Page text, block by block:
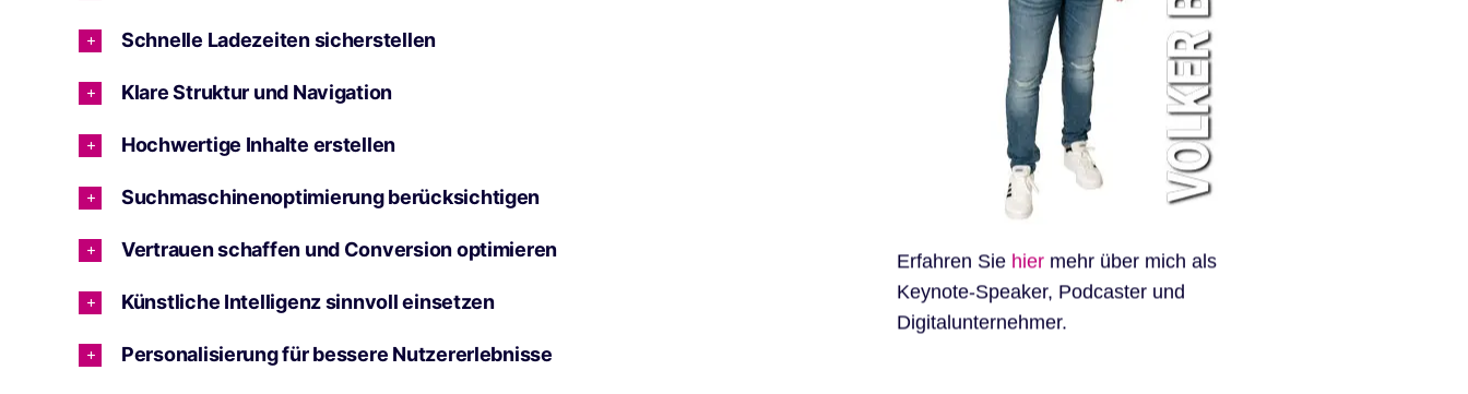
Schnelle Ladezeiten sicherstellen
Klare Struktur und Navigation
Hochwertige Inhalte erstellen
Suchmaschinenoptimierung berücksichtigen
Vertrauen schaffen und Conversion optimieren
Künstliche Intelligenz sinnvoll einsetzen
Personalisierung für bessere Nutzererlebnisse
Erfahren Sie hiermehr über mich als
Keynote-Speaker, Podcaster und
Digitalunternehmer.